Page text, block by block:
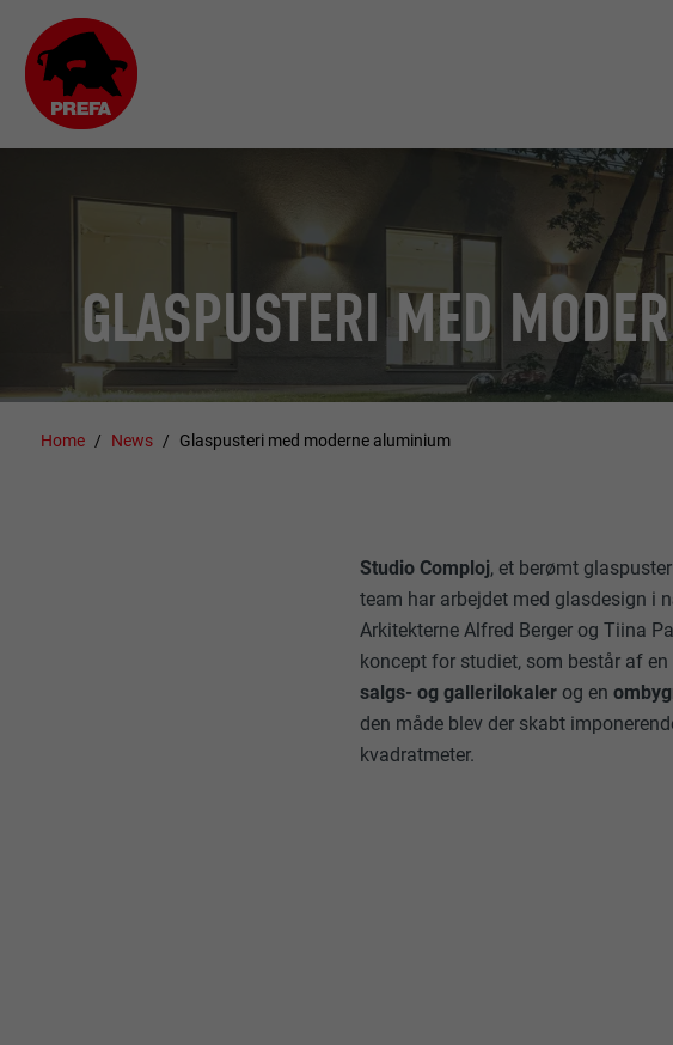
GLASPUSTERI MED
Home News Glaspusteri med moderne aluminium
Studio Comploj, et berømt
team har arbejdet med glasdesign i
Arkitekterne Alfred Berger og Tiina
koncept for studiet, som består af en
salgs- og gallerilokaler og en
den måde blev der skabt
kvadratmeter.